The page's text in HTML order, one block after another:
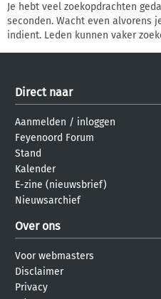
Je hebt veel zoekopdrachten
seconden. Wacht even alvorens
indient. Leden kunnen vaker
Direct naar
Aanmelden / inloggen
Feyenoord Forum
Stand
Kalender
E-zine (nieuwsbrief)
Nieuwsarchief
Over ons
Voor webmasters
Disclaimer
Privacy